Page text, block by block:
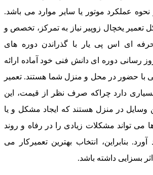
نحوه عملکرد موتور یا سایر موارد می باشد.
یخچال زوپیر نیاز به تمرکز، تخصص و
ای اس پی یار با گذراندن دوره های
رسانی دوره ای دانش فنی خود آماده ارائه
با حضور در محل و منزل شما هستند. تعمیر
دارد چراکه صرف نظر از قیمت، این
وسایل در منزل هستند که ایجاد مشکل و یا
می تواند مشکلات زیادی را در رفاه و روند
بنابراین، انتخاب بهترین تعمیرکار می
بسزایی داشته باشد.